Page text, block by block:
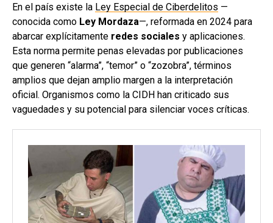
En el país existe la Ley Especial de Ciberdelitos —
conocida como Ley Mordaza—, reformada en 2024 para
abarcar explícitamente redes sociales y aplicaciones.
Esta norma permite penas elevadas por publicaciones
que generen “alarma”, “temor” o “zozobra”, términos
amplios que dejan amplio margen a la interpretación
oficial. Organismos como la CIDH han criticado sus
vaguedades y su potencial para silenciar voces críticas.